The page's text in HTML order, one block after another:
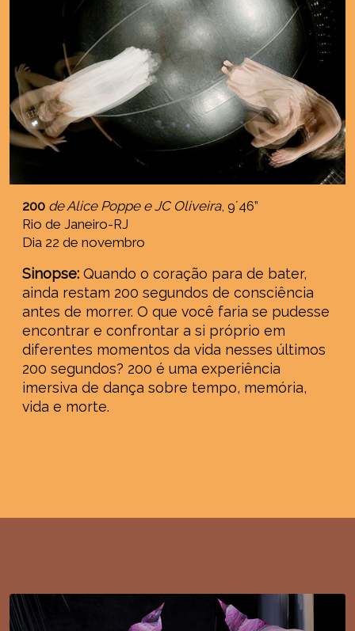
200 de Alice Poppe e JC Oliveira, 9´46”
Rio de Janeiro-RJ
Dia 22 de novembro
Sinopse: Quando o coração para de bater,
ainda restam 200 segundos de consciência
antes de morrer. O que você faria se pudesse
encontrar e confrontar a si próprio em
diferentes momentos da vida nesses últimos
200 segundos? 200 é uma experiência
imersiva de dança sobre tempo, memória,
vida e morte.